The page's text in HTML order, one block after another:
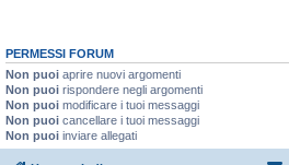
PERMESSI FORUM
Non puoi aprire nuovi argomenti
Non puoi rispondere negli argomenti
Non puoi modificare i tuoi messaggi
Non puoi cancellare i tuoi messaggi
Non puoi inviare allegati